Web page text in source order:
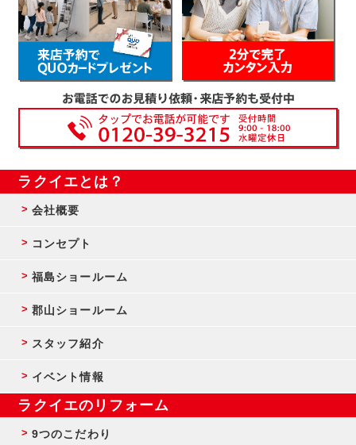
ラクイエとは？
会社概要
コンセプト
福島ショールーム
郡山ショールーム
スタッフ紹介
イベント情報
ラクイエのリフォーム
9つのこだわり